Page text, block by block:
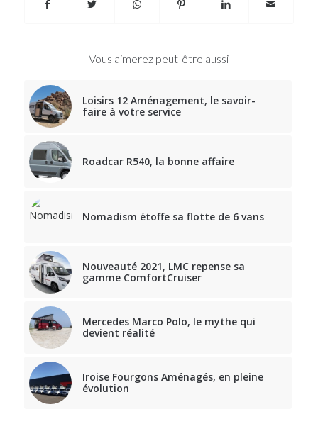
Vous aimerez peut-être aussi
Loisirs 12 Aménagement, le savoir-
faire à votre service
Roadcar R540, la bonne affaire
Nomadism étoffe sa flotte de 6 vans
Nouveauté 2021, LMC repense sa
gamme ComfortCruiser
Mercedes Marco Polo, le mythe qui
devient réalité
Iroise Fourgons Aménagés, en pleine
évolution